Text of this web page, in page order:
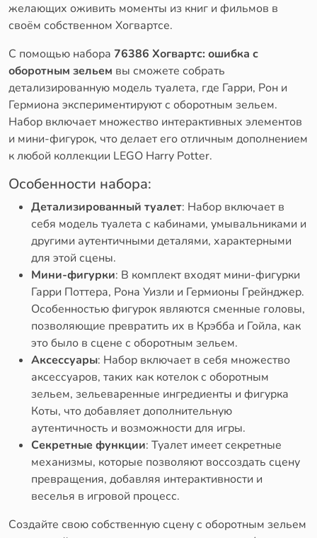
желающих оживить моменты из книг и фильмов в
своём собственном Хогвартсе.
С помощью набора 76386 Хогвартс: ошибка с
оборотным зельем вы сможете собрать
детализированную модель туалета, где Гарри, Рон и
Гермиона экспериментируют с оборотным зельем.
Набор включает множество интерактивных элементов
и мини-фигурок, что делает его отличным дополнением
к любой коллекции LEGO Harry Potter.
Особенности набора:
Детализированный туалет: Набор включает в
себя модель туалета с кабинами, умывальниками и
другими аутентичными деталями, характерными
для этой сцены.
Мини-фигурки: В комплект входят мини-фигурки
Гарри Поттера, Рона Уизли и Гермионы Грейнджер.
Особенностью фигурок являются сменные головы,
позволяющие превратить их в Крэбба и Гойла, как
это было в сцене с оборотным зельем.
Аксессуары: Набор включает в себя множество
аксессуаров, таких как котелок с оборотным
зельем, зельеваренные ингредиенты и фигурка
Коты, что добавляет дополнительную
аутентичность и возможности для игры.
Секретные функции: Туалет имеет секретные
механизмы, которые позволяют воссоздать сцену
превращения, добавляя интерактивности и
веселья в игровой процесс.
Создайте свою собственную сцену с оборотным зельем